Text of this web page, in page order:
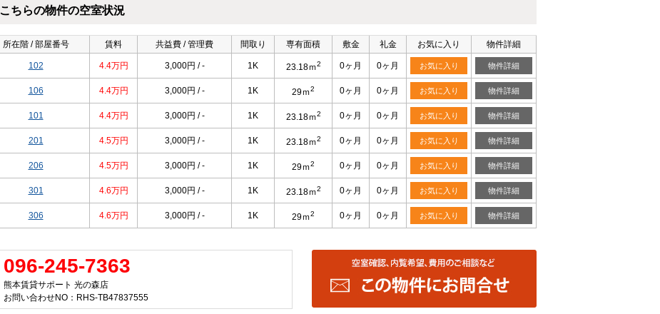
こちらの物件の空室状況
所在階 / 部屋番号 賃料 共益費 / 管理費 間取り 専有面積 敷金 礼金 お気に入り 物件詳細
102 4.4万円 3,000円 / - 1K 23.18ｍ2 0ヶ月 0ヶ月 お気に入り 物件詳細
106 4.4万円 3,000円 / - 1K 29ｍ2 0ヶ月 0ヶ月 お気に入り 物件詳細
101 4.4万円 3,000円 / - 1K 23.18ｍ2 0ヶ月 0ヶ月 お気に入り 物件詳細
201 4.5万円 3,000円 / - 1K 23.18ｍ2 0ヶ月 0ヶ月 お気に入り 物件詳細
206 4.5万円 3,000円 / - 1K 29ｍ2 0ヶ月 0ヶ月 お気に入り 物件詳細
301 4.6万円 3,000円 / - 1K 23.18ｍ2 0ヶ月 0ヶ月 お気に入り 物件詳細
306 4.6万円 3,000円 / - 1K 29ｍ2 0ヶ月 0ヶ月 お気に入り 物件詳細
096-245-7363
熊本賃貸サポート 光の森店
お問い合わせNO：RHS-TB47837555